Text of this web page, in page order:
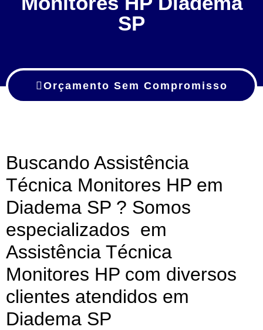
SP
Orçamento Sem Compromisso
Buscando Assistência
Técnica Monitores HP em
Diadema SP ? Somos
especializados em
Assistência Técnica
Monitores HP com diversos
clientes atendidos em
Diadema SP